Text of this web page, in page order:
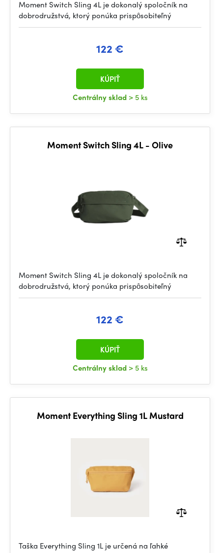
Moment Switch Sling 4L je dokonalý spoločník na
dobrodružstvá, ktorý ponúka prispôsobiteľný
122 €
Centrálny sklad > 5 ks
KÚPIŤ
Moment Switch Sling 4L - Olive
Moment Switch Sling 4L je dokonalý spoločník na
dobrodružstvá, ktorý ponúka prispôsobiteľný
122 €
Centrálny sklad > 5 ks
KÚPIŤ
Moment Everything Sling 1L Mustard
Taška Everything Sling 1L je určená na ľahké